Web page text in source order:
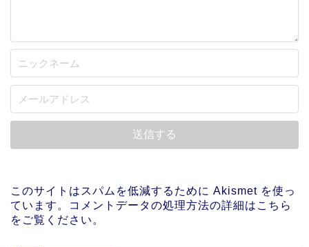
このサイトはスパムを低減するために Akismet を使っ
ています。
コメントデータの処理方法の詳細はこちら
をご覧ください 。